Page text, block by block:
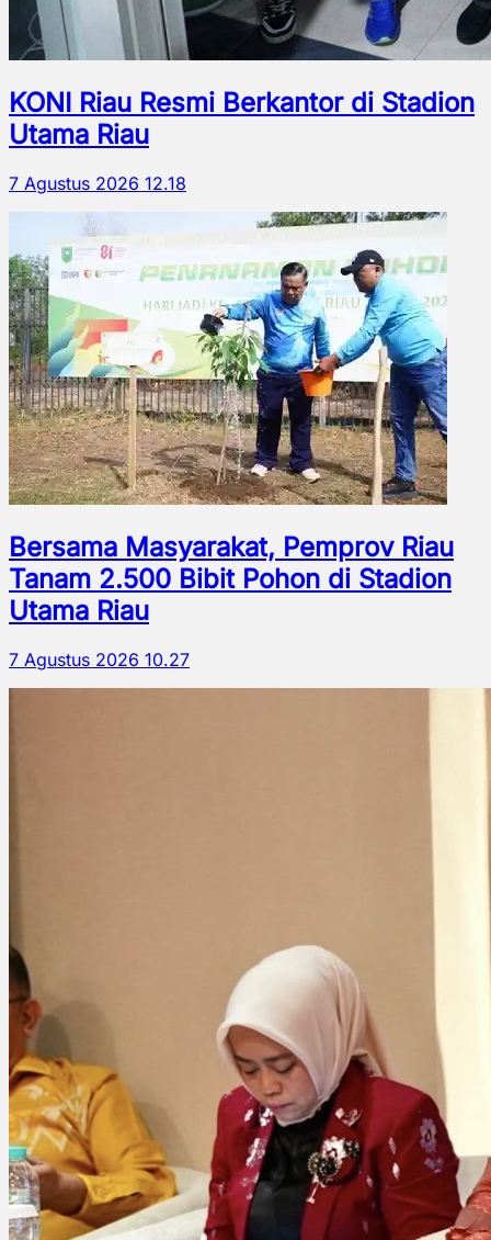
KONI Riau Resmi Berkantor di Stadion
Utama Riau
7 Agustus 2026 12.18
Bersama Masyarakat, Pemprov Riau
Tanam 2.500 Bibit Pohon di Stadion
Utama Riau
7 Agustus 2026 10.27